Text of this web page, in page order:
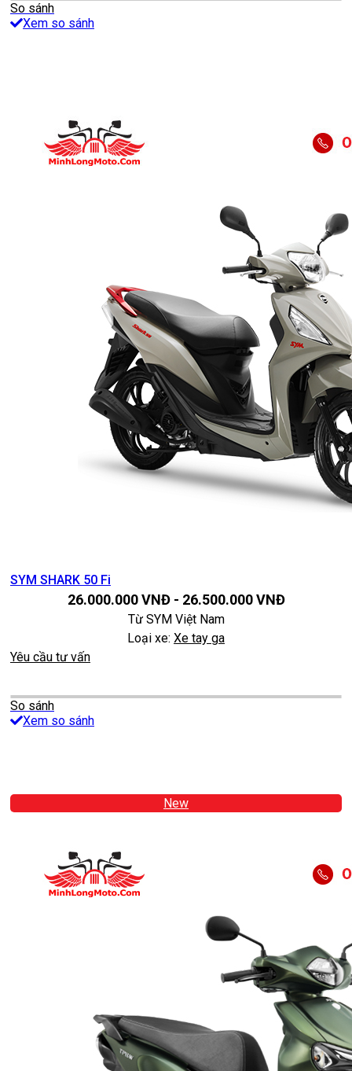
So sánh
Xem so sánh
SYM SHARK 50 Fi
26.000.000VNĐ- 26.500.000VNĐ
Từ SYM Việt Nam
Loại xe: Xe tay ga
Yêu cầu tư vấn
So sánh
Xem so sánh
New